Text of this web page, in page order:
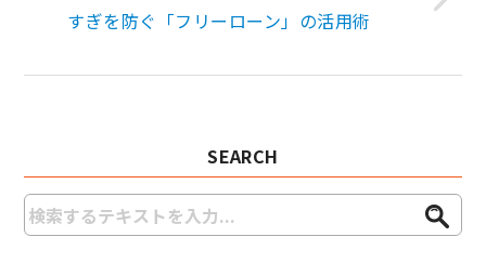
すぎを防ぐ「フリーローン」の活用術
SEARCH